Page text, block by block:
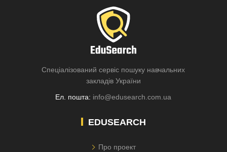
Спеціалізований сервіс пошуку навчальних
закладів України
Ел. пошта: info@edusearch.com.ua
EDUSEARCH
Про проект